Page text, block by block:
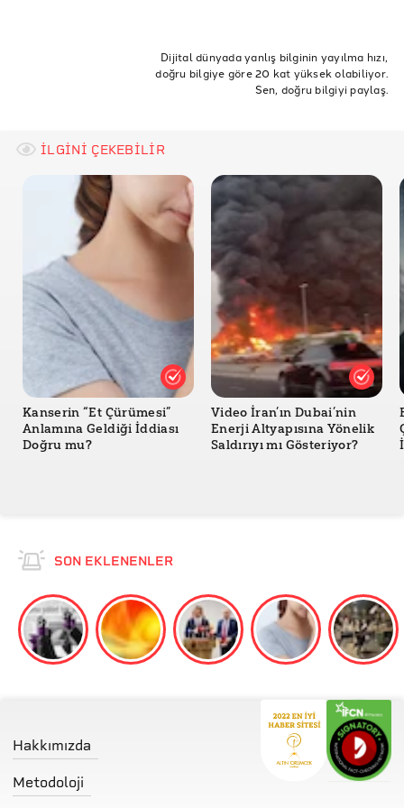
Dijital dünyada yanlış bilginin yayılma hızı,
doğru bilgiye göre 20 kat yüksek olabiliyor.
Sen, doğru bilgiyi paylaş.
İLGİNİ ÇEKEBİLİR
Kanserin “Et Çürümesi”
Anlamına Geldiği İddiası
Doğru mu?
Video İran’ın Dubai’nin
Enerji Altyapısına Yönelik
Saldırıyı mı Gösteriyor?
SON EKLENENLER
Hakkımızda
Metodoloji